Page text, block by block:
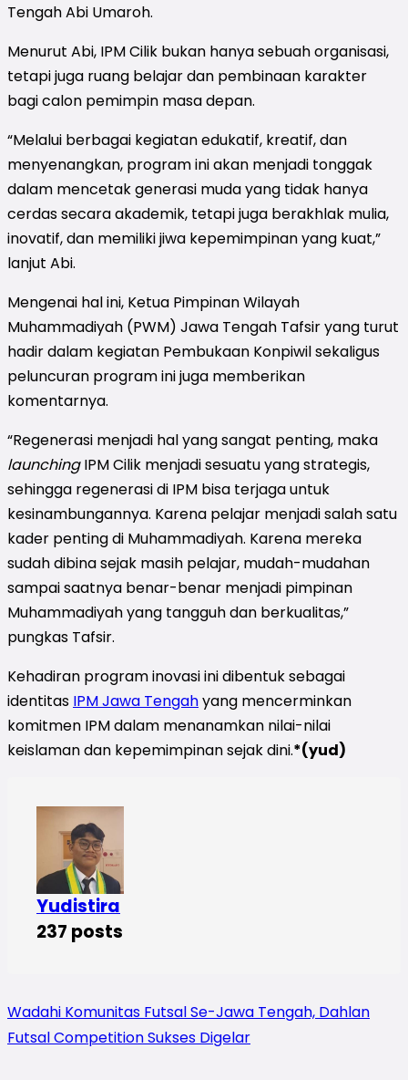
Tengah Abi Umaroh.
Menurut Abi, IPM Cilik bukan hanya sebuah organisasi,
tetapi juga ruang belajar dan pembinaan karakter
bagi calon pemimpin masa depan.
“Melalui berbagai kegiatan edukatif, kreatif, dan
menyenangkan, program ini akan menjadi tonggak
dalam mencetak generasi muda yang tidak hanya
cerdas secara akademik, tetapi juga berakhlak mulia,
inovatif, dan memiliki jiwa kepemimpinan yang kuat,”
lanjut Abi.
Mengenai hal ini, Ketua Pimpinan Wilayah
Muhammadiyah (PWM) Jawa Tengah Tafsir yang turut
hadir dalam kegiatan Pembukaan Konpiwil sekaligus
peluncuran program ini juga memberikan
komentarnya.
“Regenerasi menjadi hal yang sangat penting, maka
launchingIPM Cilik menjadi sesuatu yang strategis,
sehingga regenerasi di IPM bisa terjaga untuk
kesinambungannya. Karena pelajar menjadi salah satu
kader penting di Muhammadiyah. Karena mereka
sudah dibina sejak masih pelajar, mudah-mudahan
sampai saatnya benar-benar menjadi pimpinan
Muhammadiyah yang tangguh dan berkualitas,”
pungkas Tafsir.
Kehadiran program inovasi ini dibentuk sebagai
identitas IPM Jawa Tengahyang mencerminkan
komitmen IPM dalam menanamkan nilai-nilai
keislaman dan kepemimpinan sejak dini.*(yud)
Yudistira
237 posts
Wadahi Komunitas Futsal Se-Jawa Tengah, Dahlan
Futsal Competition Sukses Digelar